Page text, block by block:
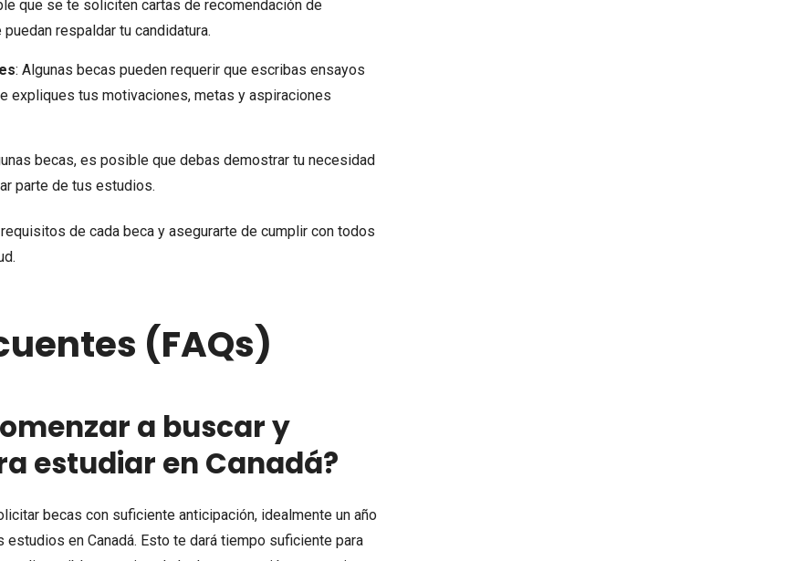
que se te soliciten cartas de recomendación de
respaldar tu candidatura.
: Algunas becas pueden requerir que escribas ensayos
expliques tus motivaciones, metas y aspiraciones
becas, es posible que debas demostrar tu necesidad
parte de tus estudios.
de cada beca y asegurarte de cumplir con todos
(FAQs)
a buscar y
estudiar en Canadá?
becas con suficiente anticipación, idealmente un año
en Canadá. Esto te dará tiempo suficiente para